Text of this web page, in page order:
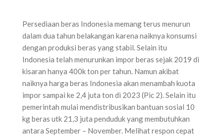
Persediaan beras Indonesia memang terus menurun
dalam dua tahun belakangan karena naiknya konsumsi
dengan produksi beras yang stabil. Selain itu
Indonesia telah menurunkan impor beras sejak 2019 di
kisaran hanya 400k ton per tahun. Namun akibat
naiknya harga beras Indonesia akan menambah kuota
impor sampai ke 2,4 juta ton di 2023 (Pic 2). Selain itu
pemerintah mulai mendistribusikan bantuan sosial 10
kg beras utk 21,3 juta penduduk yang membutuhkan
antara September – November. Melihat respon cepat